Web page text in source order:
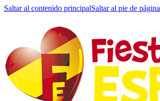
Saltar al contenido principalSaltar al pie de página